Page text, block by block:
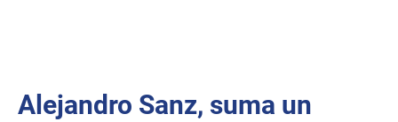
Alejandro Sanz, suma un